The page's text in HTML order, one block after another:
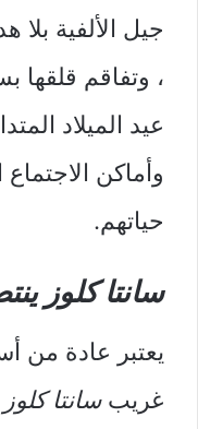
جيل الألفية
، وتفاقم
عيد الميلاد
وأماكن
حياتهم.
سانتا كلوز
يعتبر عادة من
غريبسانتا